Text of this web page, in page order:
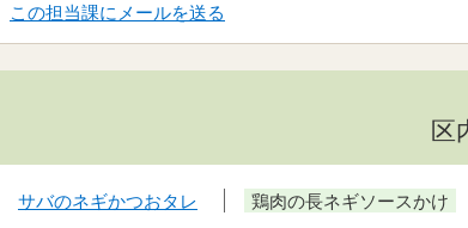
この担当課にメールを送る
区
サバのネギかつおタレ 鶏肉の長ネギソースかけ